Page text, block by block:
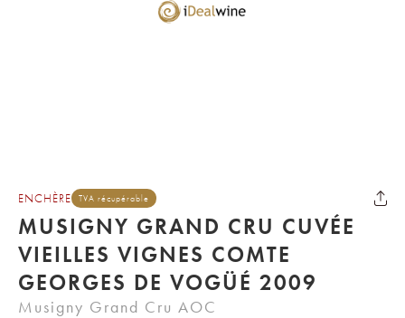
ENCHÈRE TVA récupérable
MUSIGNY GRAND CRU CUVÉE
VIEILLES VIGNES COMTE
GEORGES DE VOGÜÉ 2009
Musigny Grand Cru AOC